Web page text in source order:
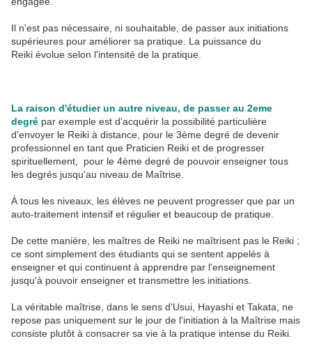
Il n'est pas nécessaire, ni souhaitable, de passer aux initiations
supérieures pour améliorer sa pratique. La puissance du
Reiki évolue selon l'intensité de la pratique.
La raison d'étudier un autre niveau, de passer au 2eme
degré par exemple est d'acquérir la possibilité particulière
d'envoyer le Reiki à distance, pour le 3ème degré de devenir
professionnel en tant que Praticien Reiki et de progresser
spirituellement, pour le 4ème degré de pouvoir enseigner tous
les degrés jusqu'au niveau de Maîtrise.
À tous les niveaux, les élèves ne peuvent progresser que par un
auto-traitement intensif et régulier et beaucoup de pratique.
De cette manière, les maîtres de Reiki ne maîtrisent pas le Reiki ;
ce sont simplement des étudiants qui se sentent appelés à
enseigner et qui continuent à apprendre par l'enseignement
jusqu'à pouvoir enseigner et transmettre les initiations.
La véritable maîtrise, dans le sens d'Usui, Hayashi et Takata, ne
repose pas uniquement sur le jour de l'initiation à la Maîtrise mais
consiste plutôt à consacrer sa vie à la pratique intense du Reiki.